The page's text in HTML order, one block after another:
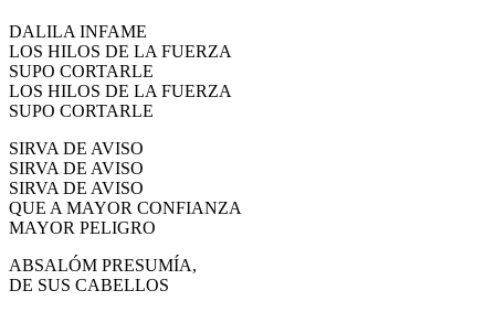
DALILA INFAME
LOS HILOS DE LA FUERZA
SUPO CORTARLE
LOS HILOS DE LA FUERZA
SUPO CORTARLE
SIRVA DE AVISO
SIRVA DE AVISO
SIRVA DE AVISO
QUE A MAYOR CONFIANZA
MAYOR PELIGRO
ABSALÓM PRESUMÍA,
DE SUS CABELLOS